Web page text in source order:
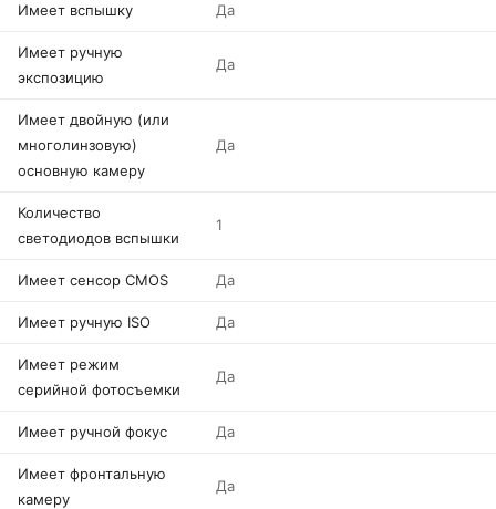
Имеет вспышку Да
Имеет ручную
экспозицию
Да
Имеет двойную (или
многолинзовую)
основную камеру
Да
Количество
светодиодов вспышки
1
Имеет сенсор CMOS Да
Имеет ручную ISO Да
Имеет режим
серийной фотосъемки
Да
Имеет ручной фокус Да
Имеет фронтальную
камеру
Да